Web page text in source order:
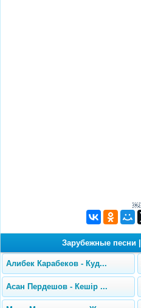
￼
Зарубежные песни
Алибек Карабеков - Куд...
Асан Пердешов - Кешір ...